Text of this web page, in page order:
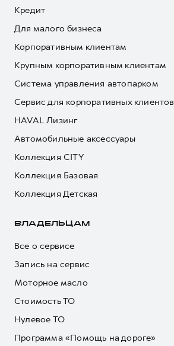
Кредит
Для малого бизнеса
Корпоративным клиентам
Крупным корпоративным клиентам
Система управления автопарком
Сервис для корпоративных клиентов
HAVAL Лизинг
Автомобильные аксессуары
Коллекция CITY
Коллекция Базовая
Коллекция Детская
ВЛАДЕЛЬЦАМ
Все о сервисе
Запись на сервис
Моторное масло
Стоимость ТО
Нулевое ТО
Программа «Помощь на дороге»